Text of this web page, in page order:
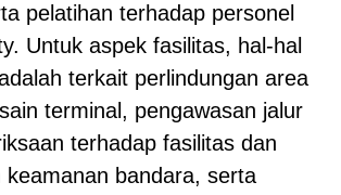
pelatihan terhadap personel
Untuk aspek fasilitas, hal-hal
terkait perlindungan area
terminal, pengawasan jalur
terhadap fasilitas dan
keamanan bandara, serta